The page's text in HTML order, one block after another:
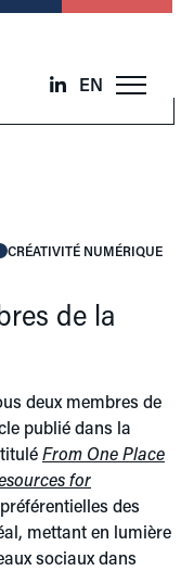
EN
CRÉATIVITÉ NUMÉRIQUE
de la
deux membres de
publié dans la
From One Place
for
des
mettant en lumière
sociaux dans